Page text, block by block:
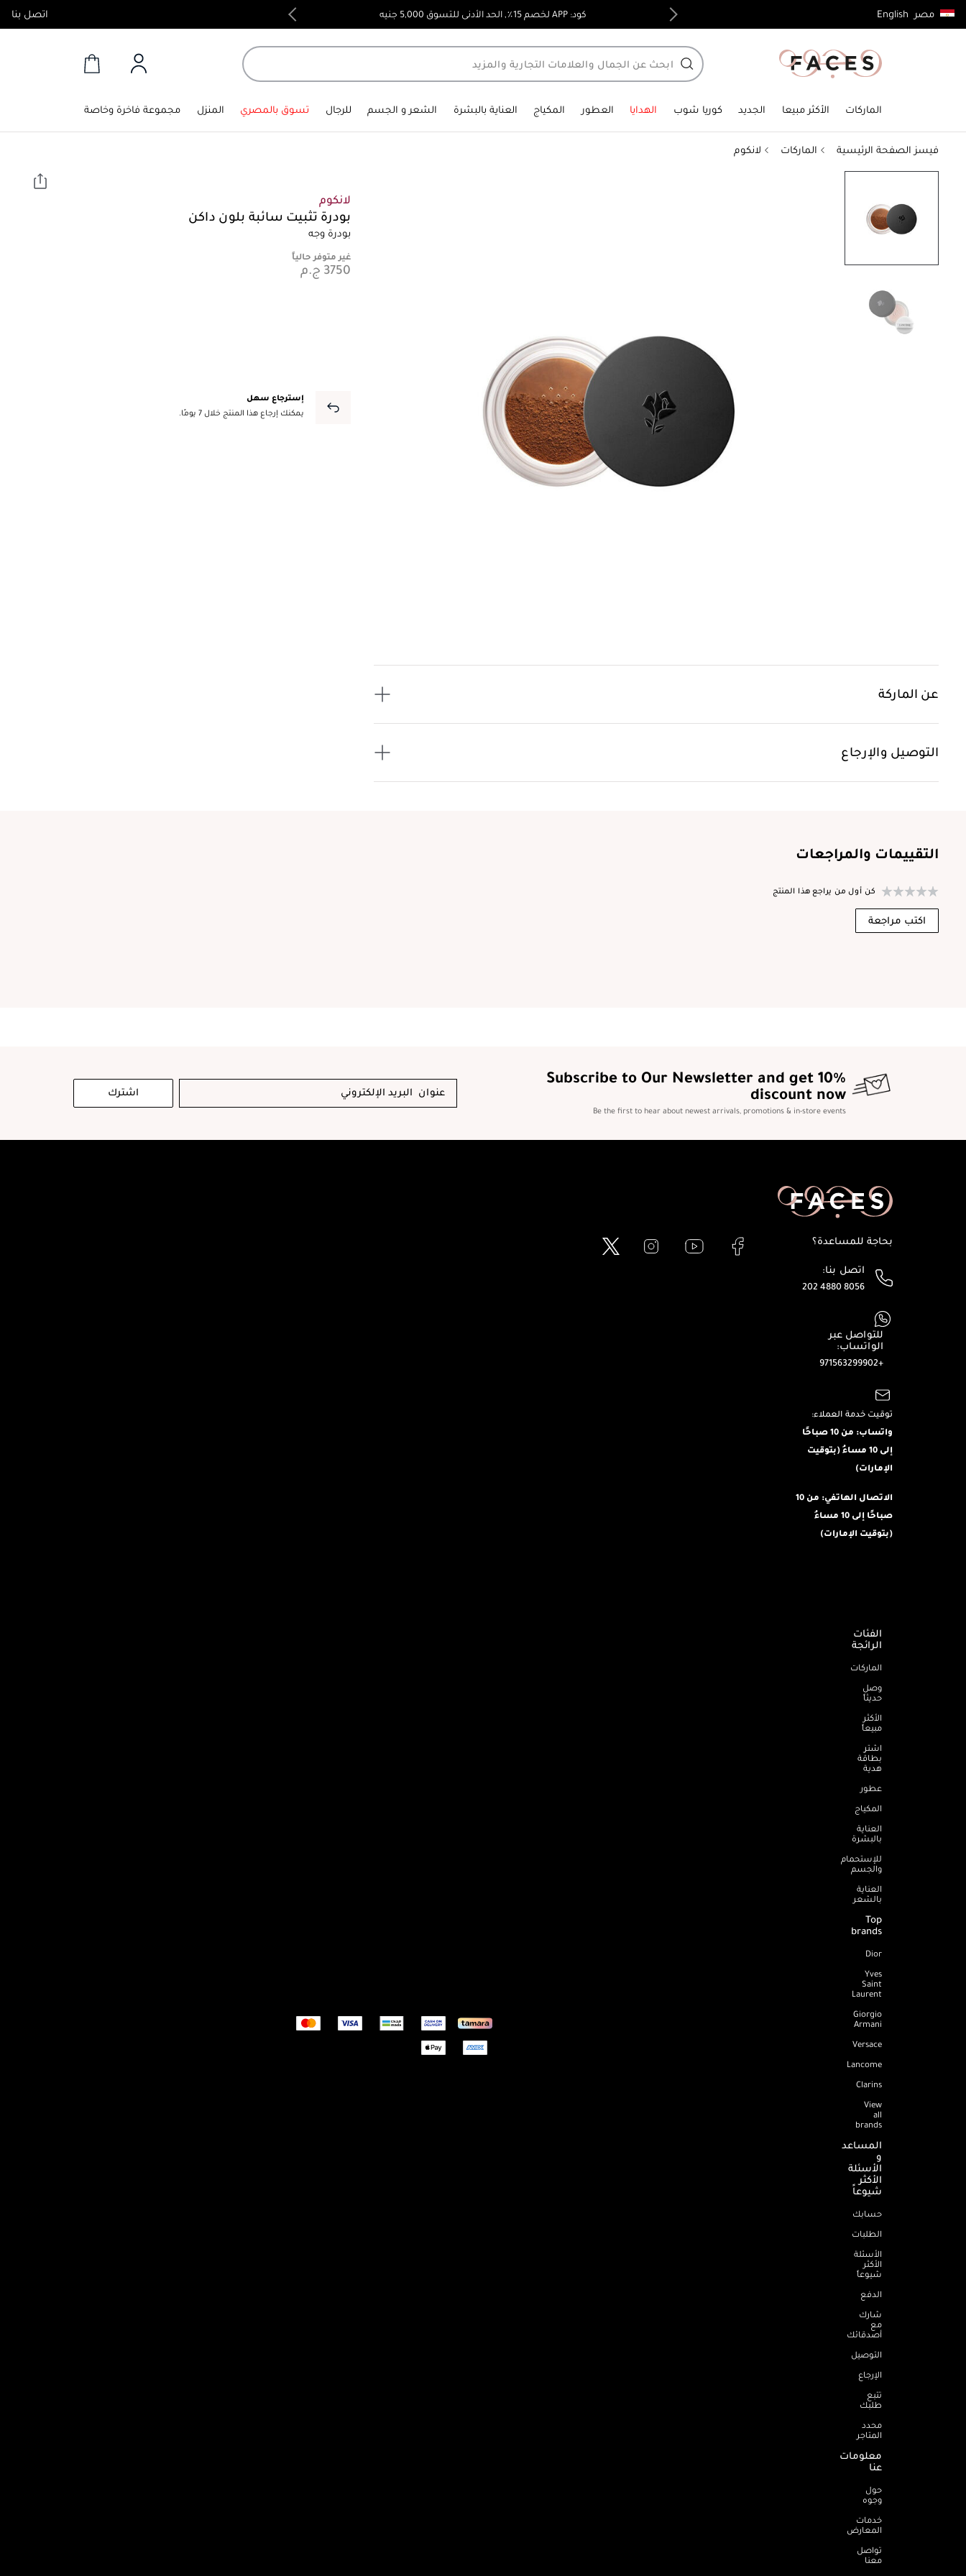
مصر English اتصل بنا كود: APP لخصم 15٪, الحد الأدنى للتسوق 5,000 جنيه توصيل مجاني لجميع الطلبات فوق 4,000ج.م
الماركات الأكثر مبيعا الجديد كوريا شوب الهدايا العطور المكياج العناية بالبشرة الشعر و الجسم للرجال تسوق بالمصري المنزل مجموعة فاخرة وخاصة
فيسز الصفحة الرئيسية الماركات لانكوم
عن الماركة
التوصيل والإرجاع
لانكوم
بودرة تثبيت سائبة بلون داكن
بودرة وجه
غير متوفر حالياً
إسترجاع سهل
يمكنك إرجاع هذا المنتج خلال 7 يومًا.
التقييمات والمراجعات
كن أول من يراجع هذا المنتج
اكتب مراجعة
Subscribe to Our Newsletter and get 10%
discount now
Be the first to hear about newest arrivals, promotions & in-store events
اشترك
بحاجة للمساعدة؟
اتصل بنا:
202 4880 8056
للتواصل عبر
الواتساب:
+971563299902
توقيت خدمة العملاء:
واتساب: من 10 صباحًا
إلى 10 مساءُ (بتوقيت
الإمارات)
الاتصال الهاتفي: من 10
صباحًا إلى 10 مساءُ
(بتوقيت الإمارات)
الفئات
الرائجة
الماركات
وصل
حديثاً
الأكثر
مبيعاً
اشترِ
بطاقة
هدية
عطور
المكياج
العناية
بالبشرة
للإستحمام
والجسم
العناية
بالشعر
Top
brands
Dior
Yves
Saint
Laurent
Giorgio
Armani
Versace
Lancome
Clarins
View
all
brands
المساعد
و
الأسئلة
الأكثر
شيوعاً
حسابك
الطلبات
الأسئلة
الأكثر
شيوعاً
الدفع
شارك
مع
أصدقائك
التوصيل
الإرجاع
تتبع
طلبك
محدد
المتاجر
معلومات
عنا
حول
وجوه
خدمات
المعارض
تواصل
معنا